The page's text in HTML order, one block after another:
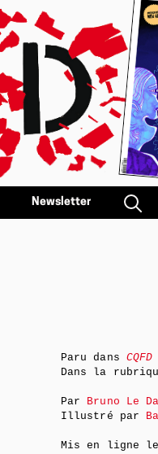
Newsletter
Paru dans CQFD
Dans la
Par Bruno Le
Illustré par
Mis en ligne